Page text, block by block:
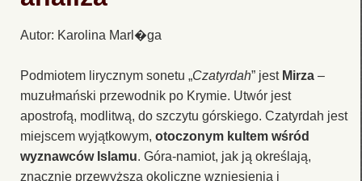
Autor: Karolina Marl�ga
Podmiotem lirycznym sonetu „Czatyrdah” jest Mirza –
muzułmański przewodnik po Krymie. Utwór jest
apostrofą, modlitwą, do szczytu górskiego. Czatyrdah jest
miejscem wyjątkowym, otoczonym kultem wśród
wyznawców Islamu. Góra-namiot, jak ją określają,
znacznie przewyższa okoliczne wzniesienia i